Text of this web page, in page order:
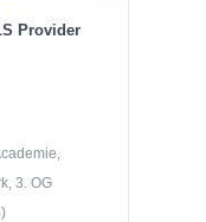
Provider
3. OG